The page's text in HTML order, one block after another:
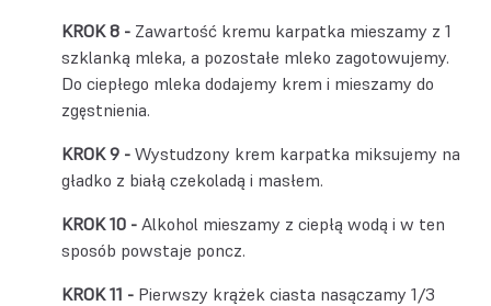
Zawartość kremu karpatka mieszamy z 1
szklanką mleka, a pozostałe mleko zagotowujemy.
Do ciepłego mleka dodajemy krem i mieszamy do
zgęstnienia.
Wystudzony krem karpatka miksujemy na
gładko z białą czekoladą i masłem.
Alkohol mieszamy z ciepłą wodą i w ten
sposób powstaje poncz.
Pierwszy krążek ciasta nasączamy 1/3